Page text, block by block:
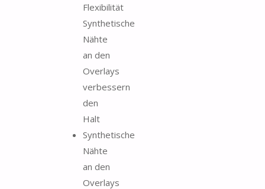
Flexibilität
Synthetische
Nähte
an den
Overlays
verbessern
den
Halt
Synthetische
Nähte
an den
Overlays